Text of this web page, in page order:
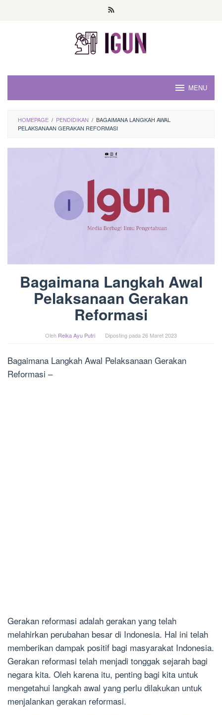
MENU
HOMEPAGE / PENDIDIKAN / BAGAIMANA LANGKAH AWAL
PELAKSANAAN GERAKAN REFORMASI
Bagaimana Langkah Awal
Pelaksanaan Gerakan
Reformasi
Oleh Reika Ayu Putri Diposting pada 26 Maret 2023
Bagaimana Langkah Awal Pelaksanaan Gerakan
Reformasi –
Gerakan reformasi adalah gerakan yang telah
melahirkan perubahan besar di Indonesia. Hal ini telah
memberikan dampak positif bagi masyarakat Indonesia.
Gerakan reformasi telah menjadi tonggak sejarah bagi
negara kita. Oleh karena itu, penting bagi kita untuk
mengetahui langkah awal yang perlu dilakukan untuk
menjalankan gerakan reformasi.